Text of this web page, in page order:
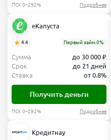
ПСК 0–292% Подробнее
еКапуста
4.4 Первый займ 0%
Сумма
до 30 000 ₽
Срок
до 21 дней
Ставка
от 0.8%
Получить деньги
ПСК 0–292% Подробнее
Кредитнау